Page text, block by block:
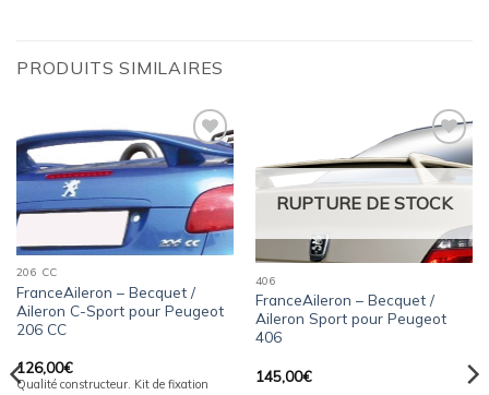
PRODUITS SIMILAIRES
Ajouter
à la
wishlist
206 CC
FranceAileron – Becquet /
Aileron C-Sport pour Peugeot
206 CC
126,00€
Qualité constructeur. Kit de fixation
Ajouter
à la
RUPTURE DE STOCK
406
FranceAileron – Becquet /
Aileron Sport pour Peugeot
406
145,00€